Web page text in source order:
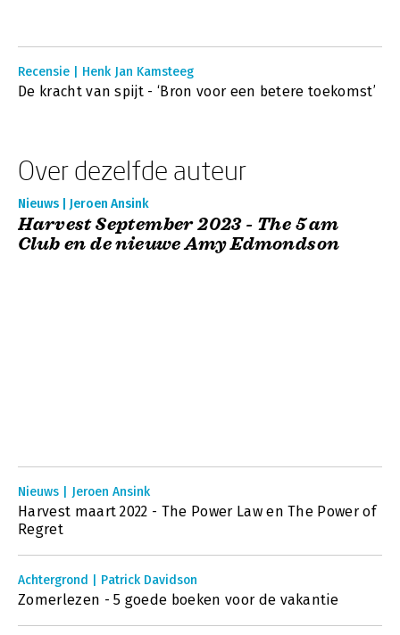
Recensie | Henk Jan Kamsteeg
De kracht van spijt - ‘Bron voor een betere toekomst’
Over dezelfde auteur
Nieuws | Jeroen Ansink
Harvest September 2023 - The 5 am
Club en de nieuwe Amy Edmondson
Nieuws | Jeroen Ansink
Harvest maart 2022 - The Power Law en The Power of
Regret
Achtergrond | Patrick Davidson
Zomerlezen - 5 goede boeken voor de vakantie